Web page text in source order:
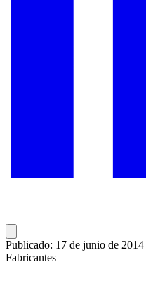
Publicado: 17 de junio de 2014
Fabricantes